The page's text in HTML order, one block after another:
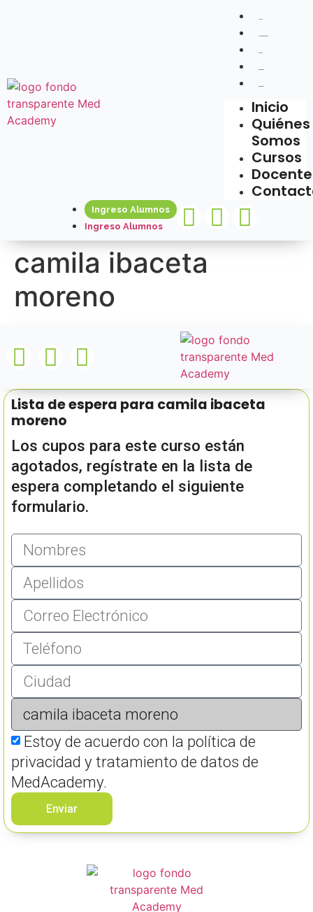
Inicio
Quiénes
Somos
Cursos
Ingreso Alumnos
Ingreso Alumnos
camila ibaceta
moreno
Lista de espera para camila ibaceta
moreno
Los cupos para este curso están
agotados, regístrate en la lista de
espera completando el siguiente
formulario.
Estoy de acuerdo con la política de
privacidad y tratamiento de datos de
MedAcademy.
Enviar